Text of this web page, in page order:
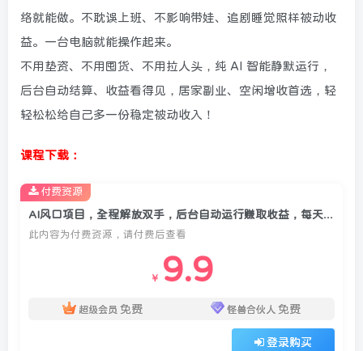
络就能做。不耽误上班、不影响带娃、追剧睡觉照样被动收
益。一台电脑就能操作起来。
不用垫资、不用囤货、不用拉人头，纯 AI 智能静默运行，
后台自动结算、收益看得见，居家副业、空闲增收首选，轻
轻松松给自己多一份稳定被动收入！
课程下载：
此内容为付费资源，请付费后查看
￥ 9.9
超级会员 免费 怪兽合伙人 免费
登录购买
付费资源